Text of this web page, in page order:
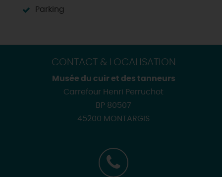
Parking
CONTACT & LOCALISATION
Musée du cuir et des tanneurs
Carrefour Henri Perruchot
BP 80507
45200 MONTARGIS